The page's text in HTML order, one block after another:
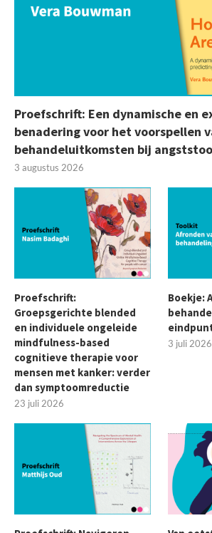
Proefschrift: Een dynamische en
benadering voor het voorspellen
behandeluitkomsten bij
3 augustus 2026
Proefschrift:
Groepsgerichte blended
en individuele ongeleide
mindfulness-based
cognitieve therapie voor
mensen met kanker: verder
dan symptoomreductie
23 juli 2026
Boekje:
3 juli 2026